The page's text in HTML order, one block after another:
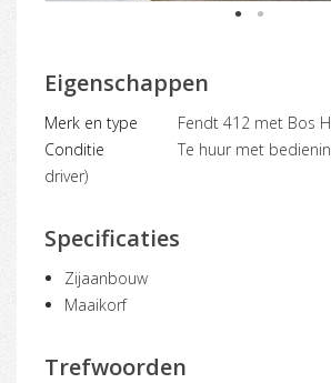
1 2
Eigenschappen
Merk en type
Fendt 412 met Bos
Conditie
Te huur met
driver)
Specificaties
Zijaanbouw
Maaikorf
Trefwoorden